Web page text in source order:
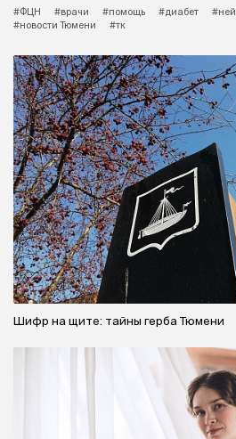
#ФЦН
#врачи #помощь #диабет
#новости Тюмени
#тк
Шифр на щите: тайны герба Тюмени